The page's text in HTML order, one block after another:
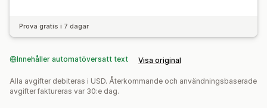
Prova gratis i 7 dagar
Innehåller automatöversatt text Visa original
Alla avgifter debiteras i USD. Återkommande och användningsbaserade
avgifter faktureras var 30:e dag.